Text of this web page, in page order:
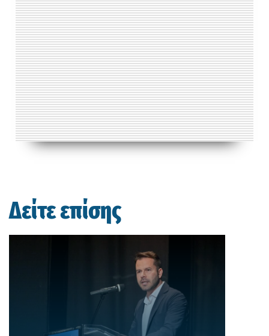
Δείτε επίσης